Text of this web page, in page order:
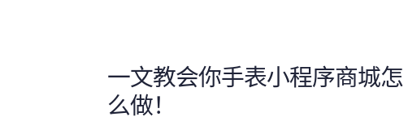
一文教会你手表小程序商城怎
么做！